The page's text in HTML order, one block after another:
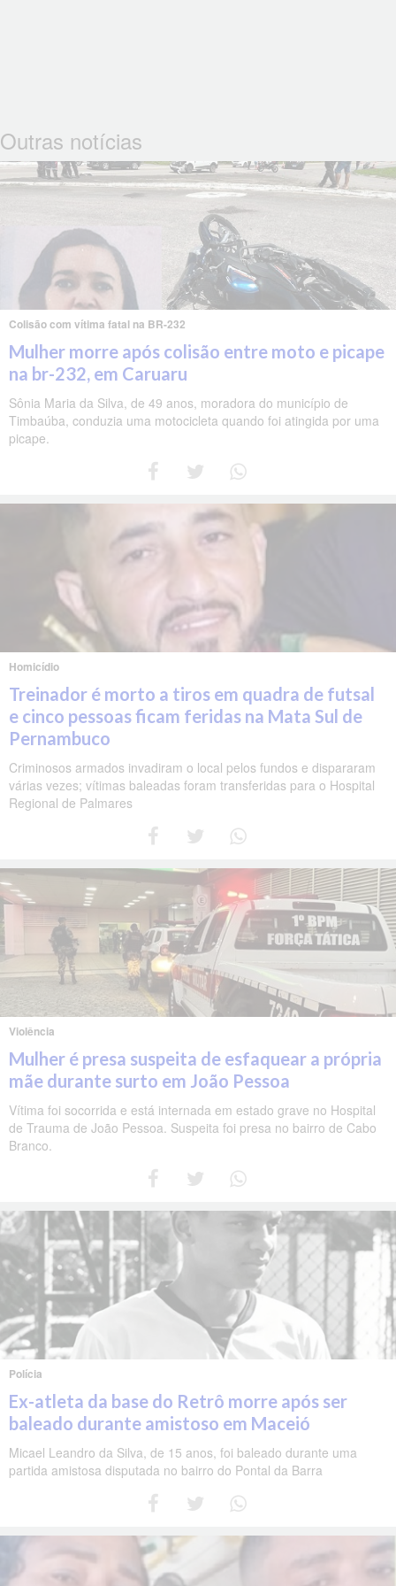
Outras notícias
Colisão com vítima fatal na BR-232
Mulher morre após colisão entre moto e picape
na br-232, em Caruaru
Sônia Maria da Silva, de 49 anos, moradora do município de
Timbaúba, conduzia uma motocicleta quando foi atingida por uma
picape.
Homicídio
Treinador é morto a tiros em quadra de futsal
e cinco pessoas ficam feridas na Mata Sul de
Pernambuco
Criminosos armados invadiram o local pelos fundos e dispararam
várias vezes; vítimas baleadas foram transferidas para o Hospital
Regional de Palmares
Violência
Mulher é presa suspeita de esfaquear a própria
mãe durante surto em João Pessoa
Vítima foi socorrida e está internada em estado grave no Hospital
de Trauma de João Pessoa. Suspeita foi presa no bairro de Cabo
Branco.
Polícia
Ex-atleta da base do Retrô morre após ser
baleado durante amistoso em Maceió
Micael Leandro da Silva, de 15 anos, foi baleado durante uma
partida amistosa disputada no bairro do Pontal da Barra